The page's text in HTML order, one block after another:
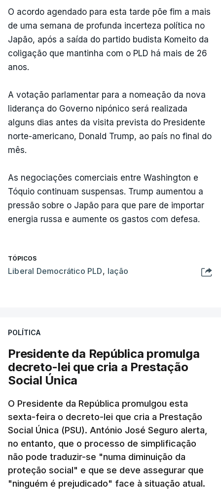
O acordo agendado para esta tarde põe fim a mais
de uma semana de profunda incerteza política no
Japão, após a saída do partido budista Komeito da
coligação que mantinha com o PLD há mais de 26
anos.
A votação parlamentar para a nomeação da nova
liderança do Governo nipónico será realizada
alguns dias antes da visita prevista do Presidente
norte-americano, Donald Trump, ao país no final do
mês.
As negociações comerciais entre Washington e
Tóquio continuam suspensas. Trump aumentou a
pressão sobre o Japão para que pare de importar
energia russa e aumente os gastos com defesa.
TÓPICOS
Liberal Democrático PLD, Iação
POLÍTICA
Presidente da República promulga
decreto-lei que cria a Prestação
Social Única
O Presidente da República promulgou esta
sexta-feira o decreto-lei que cria a Prestação
Social Única (PSU). António José Seguro alerta,
no entanto, que o processo de simplificação
não pode traduzir-se "numa diminuição da
proteção social" e que se deve assegurar que
"ninguém é prejudicado" face à situação atual.